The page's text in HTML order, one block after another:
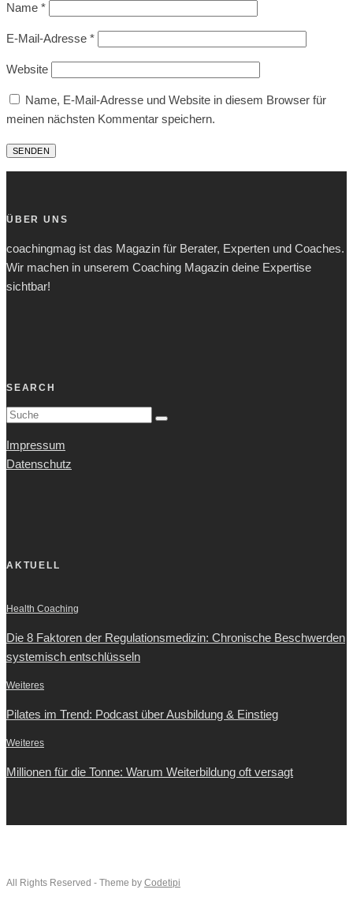
Name *
E-Mail-Adresse *
Website
Name, E-Mail-Adresse und Website in diesem Browser für
meinen nächsten Kommentar speichern.
ÜBER UNS
coachingmag ist das Magazin für Berater, Experten und Coaches.
Wir machen in unserem Coaching Magazin deine Expertise
sichtbar!
SEARCH
Impressum
Datenschutz
AKTUELL
Health Coaching
Die 8 Faktoren der Regulationsmedizin: Chronische Beschwerden
systemisch entschlüsseln
Weiteres
Pilates im Trend: Podcast über Ausbildung & Einstieg
Weiteres
Millionen für die Tonne: Warum Weiterbildung oft versagt
All Rights Reserved - Theme by Codetipi